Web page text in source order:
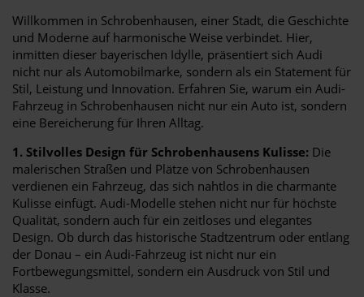
Willkommen in Schrobenhausen, einer Stadt, die Geschichte
und Moderne auf harmonische Weise verbindet. Hier,
inmitten dieser bayerischen Idylle, präsentiert sich Audi
nicht nur als Automobilmarke, sondern als ein Statement für
Stil, Leistung und Innovation. Erfahren Sie, warum ein Audi-
Fahrzeug in Schrobenhausen nicht nur ein Auto ist, sondern
eine Bereicherung für Ihren Alltag.
1. Stilvolles Design für Schrobenhausens Kulisse: Die
malerischen Straßen und Plätze von Schrobenhausen
verdienen ein Fahrzeug, das sich nahtlos in die charmante
Kulisse einfügt. Audi-Modelle stehen nicht nur für höchste
Qualität, sondern auch für ein zeitloses und elegantes
Design. Ob durch das historische Stadtzentrum oder entlang
der Donau – ein Audi-Fahrzeug ist nicht nur ein
Fortbewegungsmittel, sondern ein Ausdruck von Stil und
Klasse.